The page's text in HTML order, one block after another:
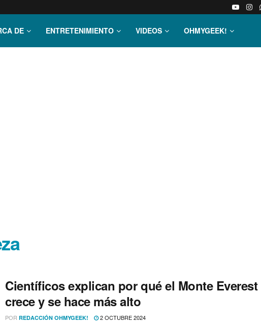
DE ENTRETENIMIENTO VIDEOS OHMYGEEK!
Científicos explican por qué el Monte Everest
crece y se hace más alto
POR REDACCIÓN OHMYGEEK! 2 OCTUBRE 2024